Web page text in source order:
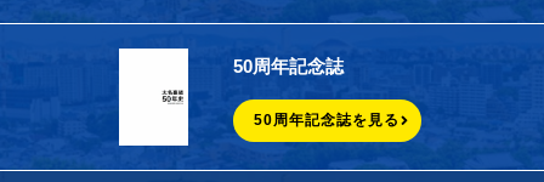
50周年記念誌
50周年記念誌を見る